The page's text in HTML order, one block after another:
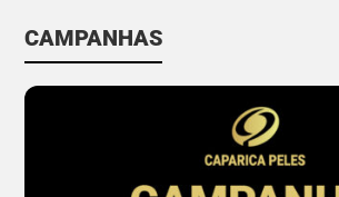
CAMPANHAS